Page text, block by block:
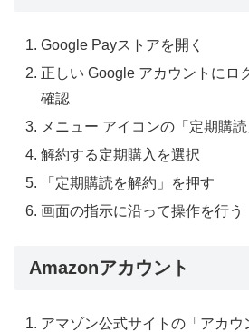
Google Payストアを開く
正しい Google アカウントにロ
確認
メニュー アイコンの「定期購
解約する定期購入を選択
「定期購読を解約」を押す
画面の指示に沿って操作を行う
Amazonアカウント
アマゾン公式サイトの「アカウ